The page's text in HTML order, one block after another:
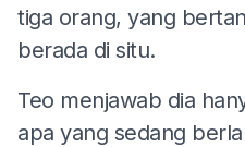
tiga orang, yang
berada di situ.
Teo menjawab dia
apa yang sedang